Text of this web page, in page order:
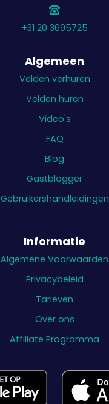
+31 20 3695725
Algemeen
Velden verhuren
Velden huren
Video's
FAQ
Blog
Gastblogger
Gebruikershandleidingen
Informatie
Algemene Voorwaarden
Privacybeleid
Tarieven
Over ons
Affiliate Programma